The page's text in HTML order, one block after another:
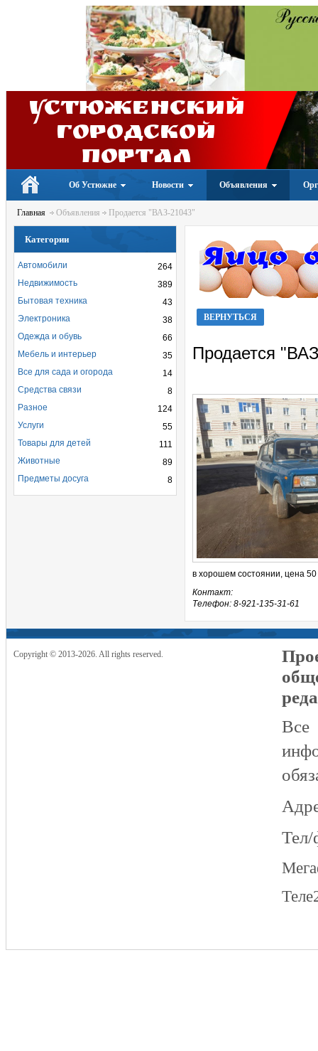
Устюженский
Городской
портал
Об Устюжне Новости Объявления
Главная Объявления Продается "ВАЗ-21043"
ВЕРНУТЬСЯ
Продается
в хорошем состоянии, цена 50
Контакт:
Телефон: 8-921-135-31-61
Категории
264
Автомобили
389
Недвижимость
43
Бытовая техника
38
Электроника
66
Одежда и обувь
35
Мебель и интерьер
14
Все для сада и огорода
8
Средства связи
124
Разное
55
Услуги
111
Товары для детей
89
Животные
8
Предметы досуга
Copyright © 2013-2026. All rights reserved.